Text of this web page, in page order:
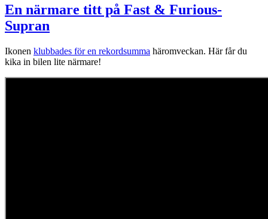
En närmare titt på Fast & Furious-
Supran
Ikonen klubbades för en rekordsumma häromveckan. Här får du
kika in bilen lite närmare!